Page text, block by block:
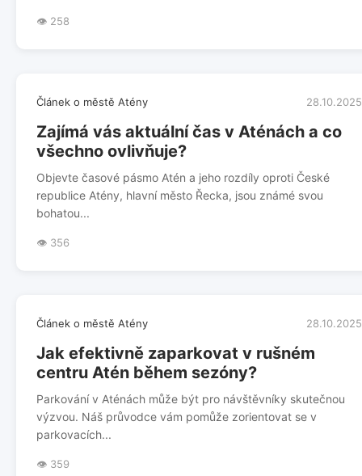
👁️ 258
Článek o městě Atény 28.10.2025
Zajímá vás aktuální čas v Aténách a co
všechno ovlivňuje?
Objevte časové pásmo Atén a jeho rozdíly oproti České
republice Atény, hlavní město Řecka, jsou známé svou
bohatou...
👁️ 356
Článek o městě Atény 28.10.2025
Jak efektivně zaparkovat v rušném
centru Atén během sezóny?
Parkování v Aténách může být pro návštěvníky skutečnou
výzvou. Náš průvodce vám pomůže zorientovat se v
parkovacích...
👁️ 359